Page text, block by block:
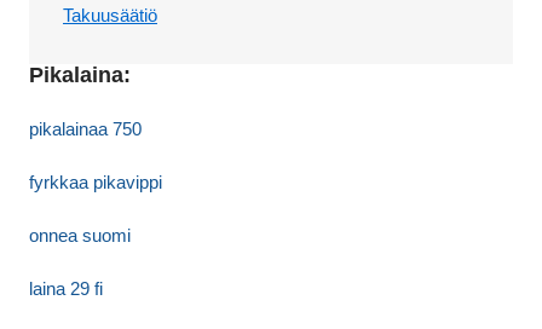
Takuusäätiö
Pikalaina:
pikalainaa 750
fyrkkaa pikavippi
onnea suomi
laina 29 fi